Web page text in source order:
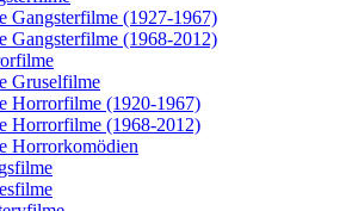
Gangsterfilme (1927-1967)
Gangsterfilme (1968-2012)
Gruselfilme
Horrorfilme (1920-1967)
Horrorfilme (1968-2012)
Horrorkomödien